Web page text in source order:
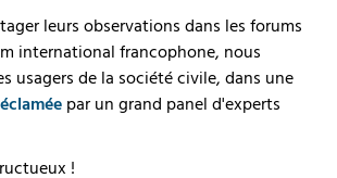
leurs observations dans les forums
international francophone, nous
usagers de la société civile, dans une
par un grand panel d'experts
!